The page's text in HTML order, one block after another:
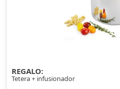
REGALO:
Tetera + infusionador